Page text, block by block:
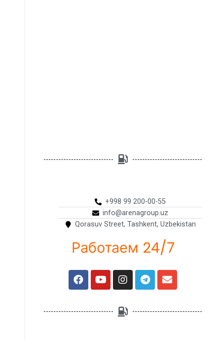
+998 99 200-00-55
info@arenagroup.uz
Qorasuv Street, Tashkent, Uzbekistan
Работаем 24/7